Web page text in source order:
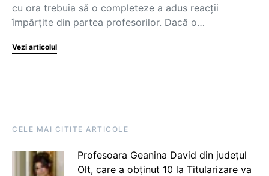
cu ora trebuia să o completeze a adus reacții
împărțite din partea profesorilor. Dacă o…
Vezi articolul
CELE MAI CITITE ARTICOLE
Profesoara Geanina David din județul
Olt, care a obținut 10 la Titularizare va